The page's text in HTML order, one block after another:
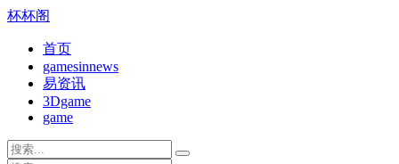
杯杯阁
首页
gamesinnews
易资讯
3Dgame
game